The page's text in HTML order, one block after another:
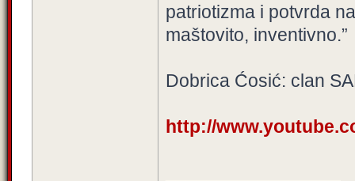
patriotizma i potvrda
maštovito, inventivno.”
Dobrica Ćosić: clan
http://